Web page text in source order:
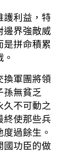
護利益，特
邊界強敵威
是拼命積累
換軍團將領
孫無貧乏
久不可動之
終使那些兵
過餘生。
國功臣的做